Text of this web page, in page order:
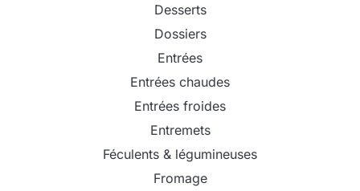
Desserts
Dossiers
Entrées
Entrées chaudes
Entrées froides
Entremets
Féculents & légumineuses
Fromage